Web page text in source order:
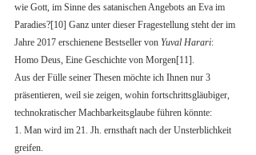
wie Gott, im Sinne des satanischen Angebots an Eva im
Paradies?[10] Ganz unter dieser Fragestellung steht der im
Jahre 2017 erschienene Bestseller von Yuval Harari:
Homo Deus, Eine Geschichte von Morgen[11].
Aus der Fülle seiner Thesen möchte ich Ihnen nur 3
präsentieren, weil sie zeigen, wohin fortschrittsgläubiger,
technokratischer Machbarkeitsglaube führen könnte:
1. Man wird im 21. Jh. ernsthaft nach der Unsterblichkeit
greifen.